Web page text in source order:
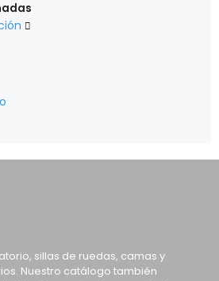

sillas de ruedas, camas y
Nuestro catálogo también